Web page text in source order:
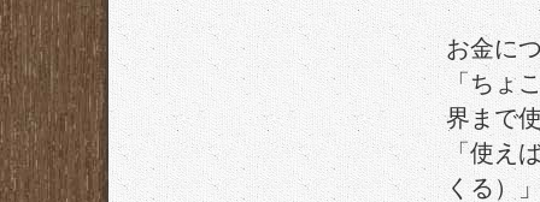
お金に
「ちょ
界まで
「使え
くる）